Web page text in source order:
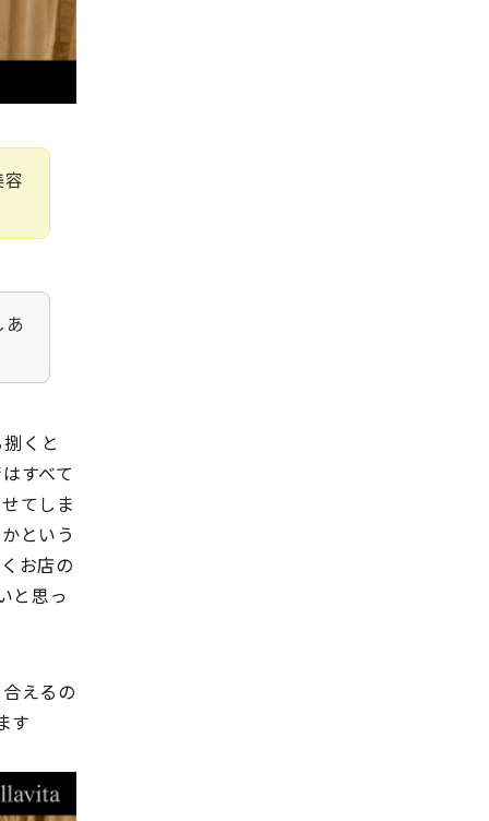
くと
すべて
てしま
という
お店の
と思っ
えるの
す